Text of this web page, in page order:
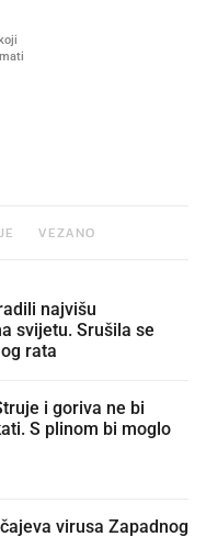
VEZANO
najvišu
svijetu. Srušila se
rata
i goriva ne bi
S plinom bi moglo
virusa Zapadnog